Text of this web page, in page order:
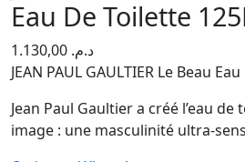
Eau De Toilette
د.م.
JEAN PAUL GAULTIER Le Beau
Jean Paul Gaultier a créé l’eau de
image : une masculinité ultra-